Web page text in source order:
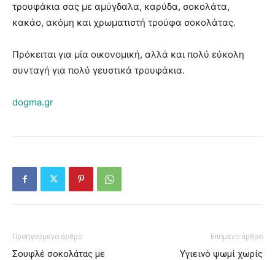
τρουφάκια σας με αμύγδαλα, καρύδα, σοκολάτα,
κακάο, ακόμη και χρωματιστή τρούφα σοκολάτας.
Πρόκειται για μία οικονομική, αλλά και πολύ εύκολη
συνταγή για πολύ γευστικά τρουφάκια.
dogma.gr
Προηγούμενο άρθρο
Σουφλέ σοκολάτας με
Επόμενο άρθρο
Υγιεινό ψωμί χωρίς